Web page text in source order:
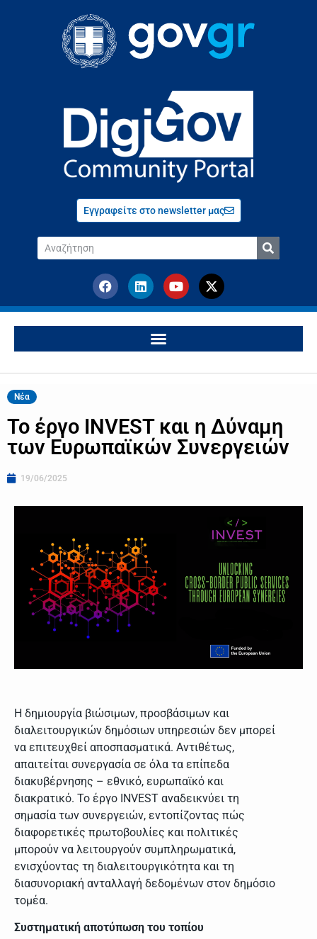
Εγγραφείτε στο newsletter μας
Νέα
Το έργο INVEST και η Δύναμη
των Ευρωπαϊκών Συνεργειών
19/06/2025
Η δημιουργία βιώσιμων, προσβάσιμων και
διαλειτουργικών δημόσιων υπηρεσιών δεν μπορεί
να επιτευχθεί αποσπασματικά. Αντιθέτως,
απαιτείται συνεργασία σε όλα τα επίπεδα
διακυβέρνησης – εθνικό, ευρωπαϊκό και
διακρατικό. Το έργο INVEST αναδεικνύει τη
σημασία των συνεργειών, εντοπίζοντας πώς
διαφορετικές πρωτοβουλίες και πολιτικές
μπορούν να λειτουργούν συμπληρωματικά,
ενισχύοντας τη διαλειτουργικότητα και τη
διασυνοριακή ανταλλαγή δεδομένων στον δημόσιο
τομέα.
Συστηματική αποτύπωση του τοπίου